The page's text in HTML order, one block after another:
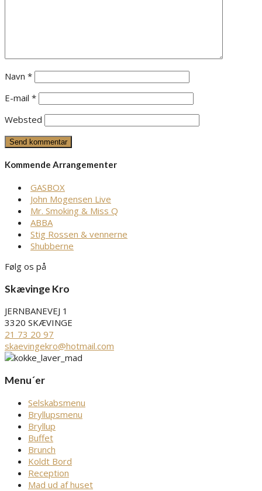
Navn *
E-mail *
Websted
Kommende Arrangementer
GASBOX
John Mogensen Live
Mr. Smoking & Miss Q
ABBA
Stig Rossen & vennerne
Shubberne
Følg os på
Skævinge Kro
JERNBANEVEJ 1
3320 SKÆVINGE
21 73 20 97
skaevingekro@hotmail.com
Menu´er
Selskabsmenu
Bryllupsmenu
Bryllup
Buffet
Brunch
Koldt Bord
Reception
Mad ud af huset